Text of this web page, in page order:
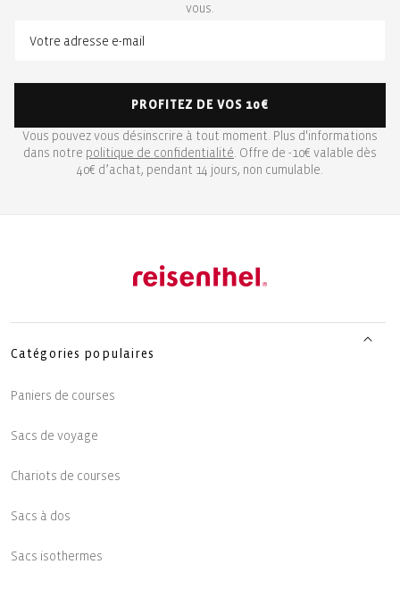
vous.
PROFITEZ DE VOS 10€
Vous pouvez vous désinscrire à tout moment. Plus d'informations
dans notre politique de confidentialité . Offre de -10€ valable dès
40€ d’achat, pendant 14 jours, non cumulable.
Catégories populaires
Paniers de courses
Sacs de voyage
Chariots de courses
Sacs à dos
Sacs isothermes